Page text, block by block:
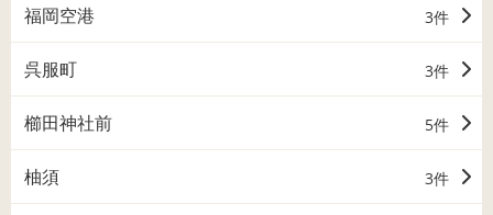
福岡空港 3件
呉服町 3件
櫛田神社前 5件
柚須 3件